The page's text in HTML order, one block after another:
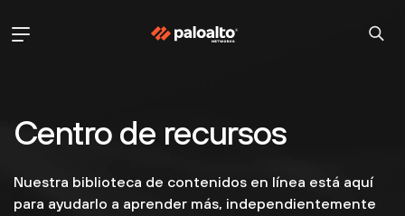
Centro de recursos
Nuestra biblioteca de contenidos en línea está aquí
para ayudarlo a aprender más, independientemente